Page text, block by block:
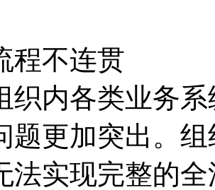
程不连贯
织内各类业务系
题更加突出。
无法实现完整的